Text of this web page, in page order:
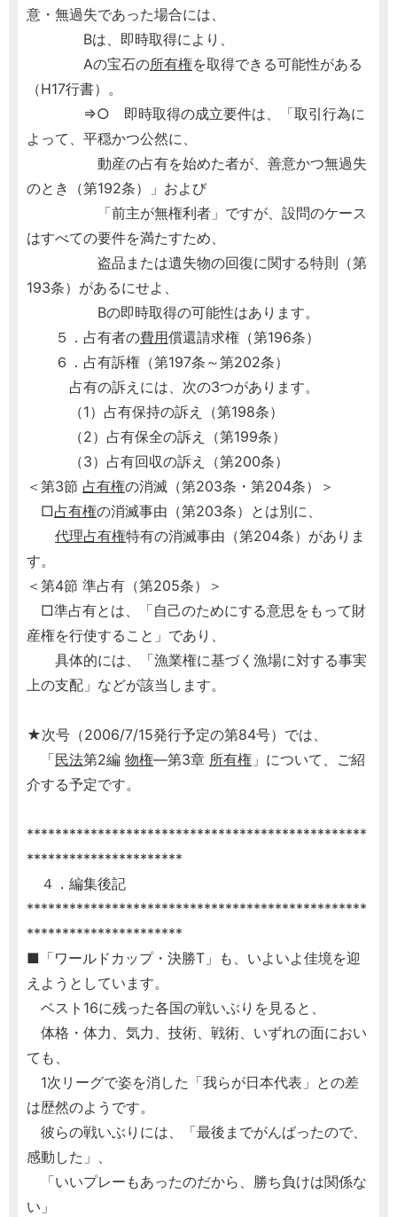
意・無過失であった場合には、
Bは、即時取得により、
Aの宝石の所有権を取得できる可能性がある
（H17行書）。
⇒○ 即時取得の成立要件は、「取引行為に
よって、平穏かつ公然に、
動産の占有を始めた者が、善意かつ無過失
のとき（第192条）」および
「前主が無権利者」ですが、設問のケース
はすべての要件を満たすため、
盗品または遺失物の回復に関する特則（第
193条）があるにせよ、
Bの即時取得の可能性はあります。
５．占有者の費用償還請求権（第196条）
６．占有訴権（第197条～第202条）
占有の訴えには、次の3つがあります。
（1）占有保持の訴え（第198条）
（2）占有保全の訴え（第199条）
（3）占有回収の訴え（第200条）
＜第3節 占有権の消滅（第203条・第204条）＞
□占有権の消滅事由（第203条）とは別に、
代理占有権特有の消滅事由（第204条）がありま
す。
＜第4節 準占有（第205条）＞
□準占有とは、「自己のためにする意思をもって財
産権を行使すること」であり、
具体的には、「漁業権に基づく漁場に対する事実
上の支配」などが該当します。
★次号（2006/7/15発行予定の第84号）では、
「民法第2編 物権―第3章 所有権 」について、ご紹
介する予定です。
************************************************
**********************
４．編集後記
************************************************
**********************
■「ワールドカップ・決勝T」も、いよいよ佳境を迎
えようとしています。
ベスト16に残った各国の戦いぶりを見ると、
体格・体力、気力、技術、戦術、いずれの面におい
ても、
1次リーグで姿を消した「我らが日本代表」との差
は歴然のようです。
彼らの戦いぶりには、「最後までがんばったので、
感動した」、
「いいプレーもあったのだから、勝ち負けは関係な
い」